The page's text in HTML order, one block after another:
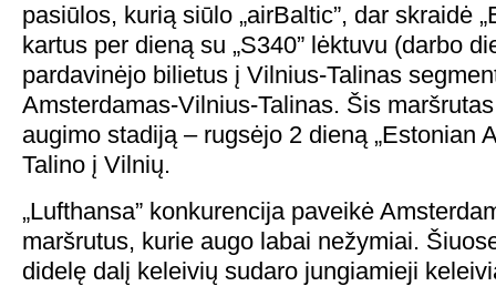
pasiūlos, kurią siūlo „airBaltic”, dar skraidė
kartus per dieną su „S340” lėktuvu (darbo
pardavinėjo bilietus į Vilnius-Talinas
Amsterdamas-Vilnius-Talinas. Šis
augimo stadiją – rugsėjo 2 dieną „Estonian
Talino į Vilnių.
„Lufthansa” konkurencija paveikė
maršrutus, kurie augo labai nežymiai.
didelę dalį keleivių sudaro jungiamieji